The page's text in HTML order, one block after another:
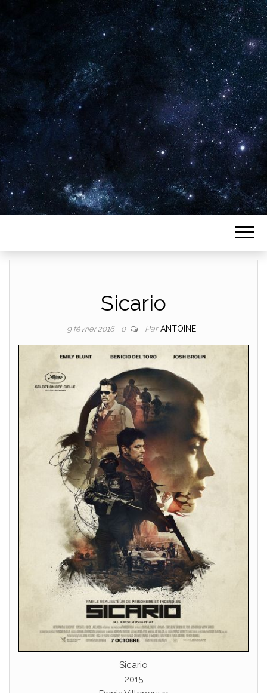
Plus de 2800 critiques de films
Sicario
9 février 2016 0 ParANTOINE
Sicario
2015